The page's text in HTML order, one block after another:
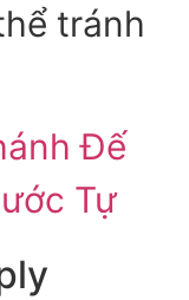
tránh
Đế
Tự